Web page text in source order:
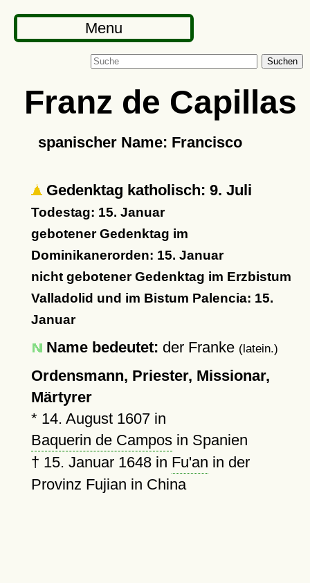
Menu
Suchen
Franz de Capillas
spanischer Name: Francisco
Gedenktag katholisch: 9. Juli
Todestag: 15. Januar
gebotener Gedenktag im
Dominikanerorden: 15. Januar
nicht gebotener Gedenktag im Erzbistum
Valladolid und im Bistum Palencia: 15.
Januar
Name bedeutet: der Franke (latein.)
Ordensmann, Priester, Missionar,
Märtyrer
* 14. August 1607in
Baquerin de Camposin Spanien
† 15. Januar 1648in Fu'an in der
Provinz Fujian in China